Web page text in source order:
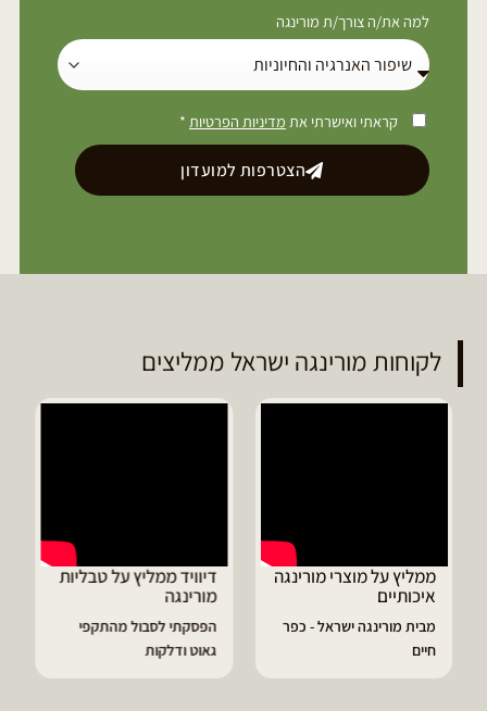
למה את/ה צורך/ת מורינגה
קראתי ואישרתי את מדיניות הפרטיות*
הצטרפות למועדון
לקוחות מורינגה ישראל ממליצים
ממליץ על מוצרי מורינגה
איכותיים
מבית מורינגה ישראל - כפר
חיים
דיוויד ממליץ על טבליות
מורינגה
הפסקתי לסבול מהתקפי
גאוט ודלקות